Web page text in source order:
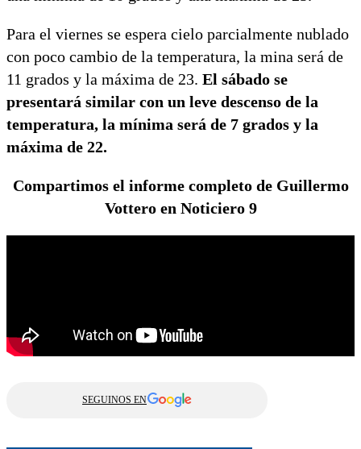
Para el viernes se espera cielo parcialmente nublado
con poco cambio de la temperatura, la mina será de
11 grados y la máxima de 23. El sábado se
presentará similar con un leve descenso de la
temperatura, la mínima será de 7 grados y la
máxima de 22.
Compartimos el informe completo de Guillermo
Vottero en Noticiero 9
SEGUINOS EN